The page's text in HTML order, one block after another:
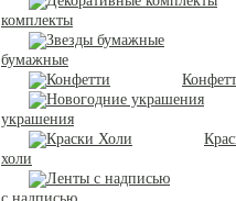
комплекты
бумажные
украшения
холи